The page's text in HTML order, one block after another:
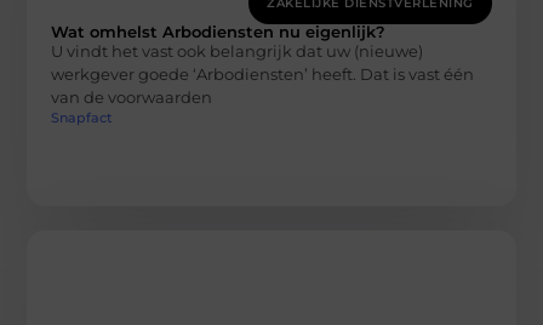
Wat omhelst Arbodiensten nu eigenlijk?
U vindt het vast ook belangrijk dat uw (nieuwe)
werkgever goede ‘Arbodiensten’ heeft. Dat is vast één
van de voorwaarden
Snapfact